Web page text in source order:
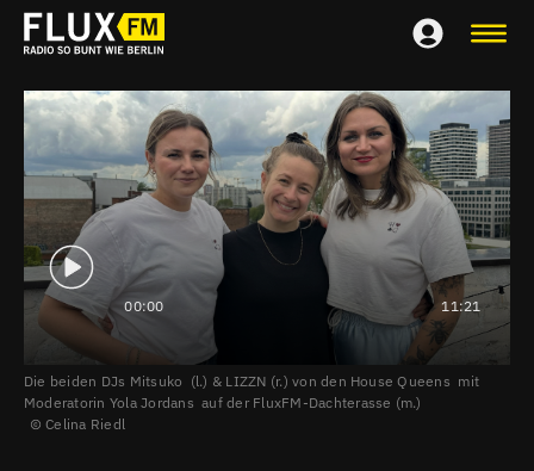
00:00 11:21
Die beiden DJs Mitsuko (l.) & LIZZN (r.) von den House Queens mit
Moderatorin Yola Jordans auf der FluxFM-Dachterasse (m.)
Celina Riedl